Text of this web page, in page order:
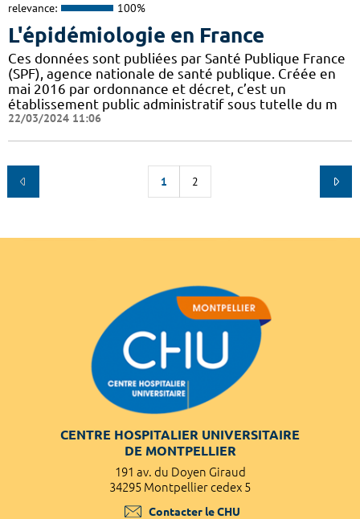
relevance: 100%
L'épidémiologie en France
Ces données sont publiées par Santé Publique France
(SPF), agence nationale de santé publique. Créée en
mai 2016 par ordonnance et décret, c’est un
établissement public administratif sous tutelle du m
22/03/2024 11:06
1 2
CENTRE HOSPITALIER UNIVERSITAIRE
DE MONTPELLIER
191 av. du Doyen Giraud
34295 Montpellier cedex 5
Contacter le CHU